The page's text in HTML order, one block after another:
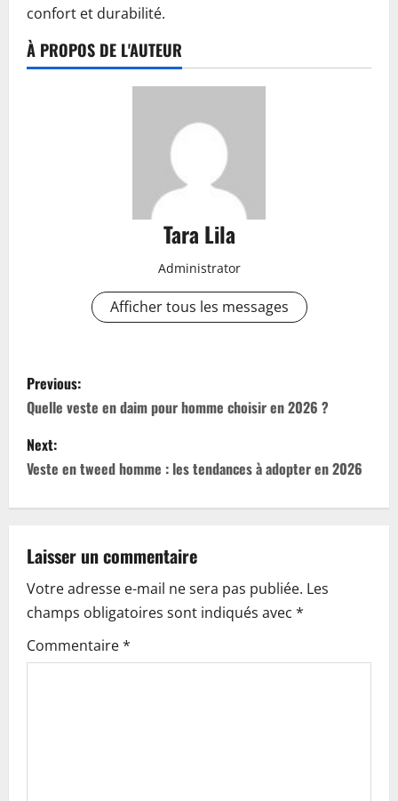
confort et durabilité.
À PROPOS DE L'AUTEUR
Tara Lila
Administrator
Afficher tous les messages
P
o
s
t
a
v
i
g
Previous:
Quelle veste en daim pour homme choisir en 2026 ?
Next:
Veste en tweed homme : les tendances à adopter en 2026
Laisser un commentaire
Votre adresse e-mail ne sera pas publiée. Les
champs obligatoires sont indiqués avec *
Commentaire*